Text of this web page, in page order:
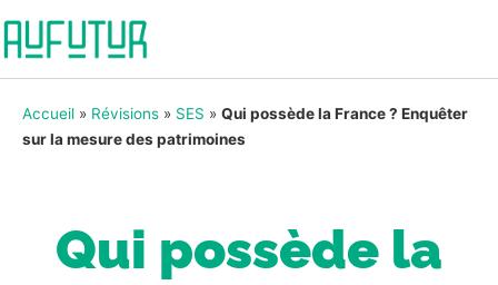
Accueil » Révisions » SES » Qui possède la France ? Enquêter
sur la mesure des patrimoines
Qui possède la